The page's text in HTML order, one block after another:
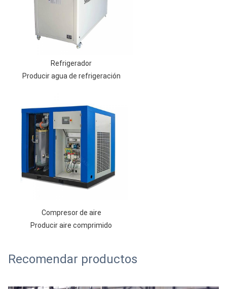
Refrigerador
Producir agua de refrigeración
Compresor de aire
Producir aire comprimido
Recomendar productos